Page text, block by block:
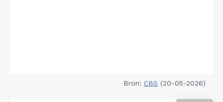
Bron: CBS (20-05-2026)